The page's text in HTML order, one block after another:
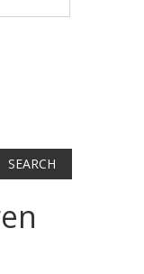
SEARCH